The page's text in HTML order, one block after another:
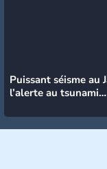
Puissant séisme au
l’alerte au tsunami